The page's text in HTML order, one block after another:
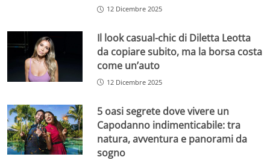
12 Dicembre 2025
Il look casual-chic di Diletta Leotta
da copiare subito, ma la borsa costa
come un’auto
12 Dicembre 2025
5 oasi segrete dove vivere un
Capodanno indimenticabile: tra
natura, avventura e panorami da
sogno